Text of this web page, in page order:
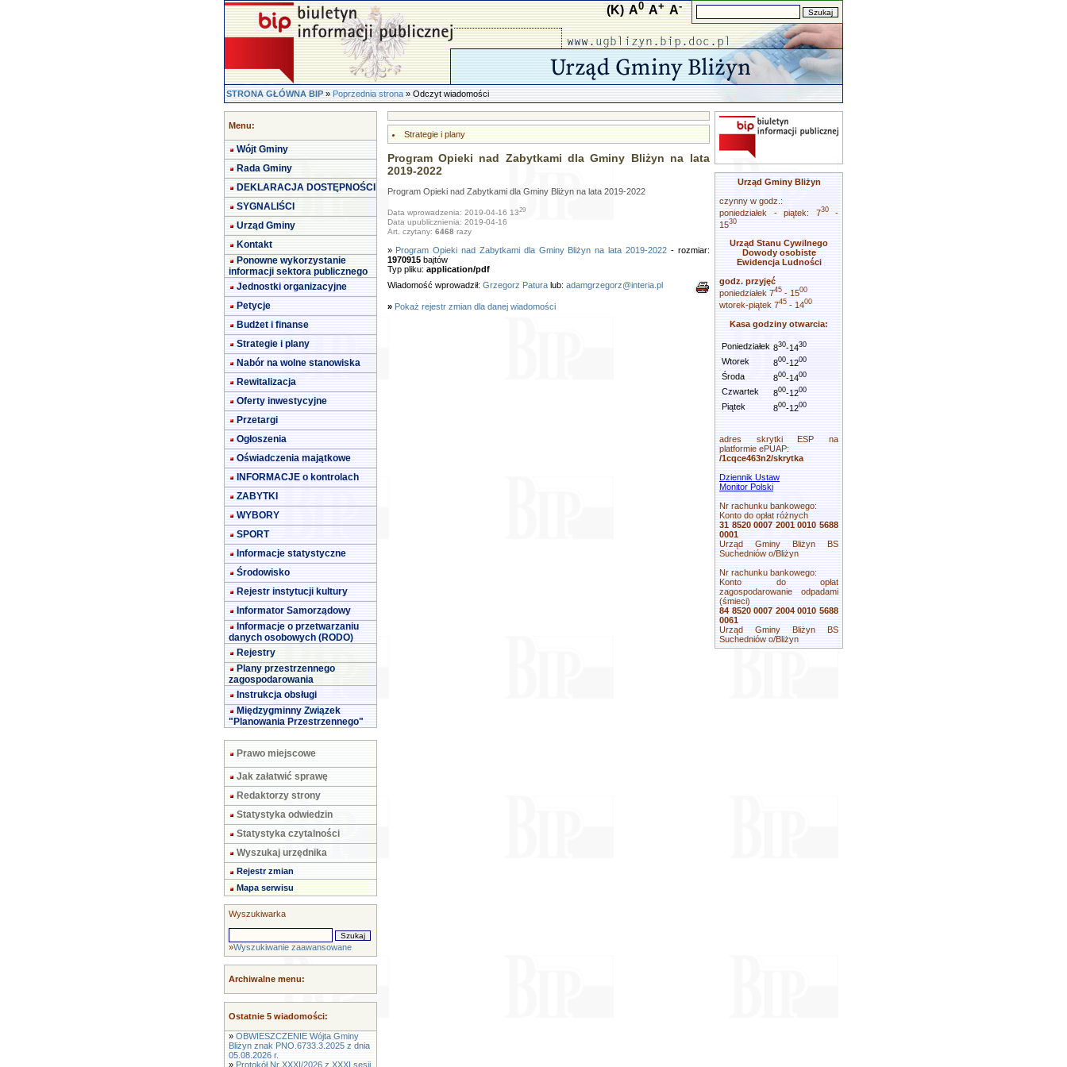
(K) A0 A+ A-
STRONA GŁÓWNA BIP»Poprzednia strona» Odczyt wiadomości
Menu:
Wójt Gminy
Rada Gminy
DEKLARACJA DOSTĘPNOŚCI
SYGNALIŚCI
Urząd Gminy
Kontakt
Ponowne wykorzystanie
informacji sektora publicznego
Jednostki organizacyjne
Petycje
Budżet i finanse
Strategie i plany
Nabór na wolne stanowiska
Rewitalizacja
Oferty inwestycyjne
Przetargi
Ogłoszenia
Oświadczenia majątkowe
INFORMACJE o kontrolach
ZABYTKI
WYBORY
SPORT
Informacje statystyczne
Środowisko
Rejestr instytucji kultury
Informator Samorządowy
Informacje o przetwarzaniu
danych osobowych (RODO)
Rejestry
Plany przestrzennego
zagospodarowania
Instrukcja obsługi
Międzygminny Związek
"Planowania Przestrzennego"
Prawo miejscowe
Jak załatwić sprawę
Redaktorzy strony
Statystyka odwiedzin
Statystyka czytalności
Wyszukaj urzędnika
Rejestr zmian
Mapa serwisu
Wyszukiwarka
»Wyszukiwanie zaawansowane
Archiwalne menu:
Ostatnie 5 wiadomości:
» OBWIESZCZENIE Wójta Gminy
Bliżyn znak PNO.6733.3.2025 z dnia
05.08.2026 r.
» Protokół Nr XXXI/2026 z XXXI sesji
Strategie i plany
Program Opieki nad Zabytkami dla Gminy Bliżyn na lata
2019-2022
Program Opieki nad Zabytkami dla Gminy Bliżyn na lata 2019-2022
Data wprowadzenia: 2019-04-16 1329
Data upublicznienia: 2019-04-16
Art. czytany: 6468 razy
» Program Opieki nad Zabytkami dla Gminy Bliżyn na lata 2019-2022- rozmiar:
1970915bajtów
Typ pliku: application/pdf
Wiadomość wprowadził: Grzegorz Paturalub: adamgrzegorz@interia.pl
» Pokaż rejestr zmian dla danej wiadomości
Urząd Gminy Bliżyn
czynny w godz.:
poniedziałek - piątek: 730-
1530
Urząd Stanu Cywilnego
Dowody osobiste
Ewidencja Ludności
godz. przyjęć
poniedziałek 745 - 1500
wtorek-piątek 745 - 1400
Kasa godziny otwarcia:
Poniedziałek 830-1430
Wtorek 800-1200
Środa 800-1400
Czwartek 800-1200
Piątek 800-1200
adres skrytki ESP na
platformie ePUAP:
/1cqce463n2/skrytka
Dziennik Ustaw
Monitor Polski
Nr rachunku bankowego:
Konto do opłat różnych
31 8520 0007 2001 0010 5688
0001
Urząd Gminy Bliżyn BS
Suchedniów o/Bliżyn
Nr rachunku bankowego:
Konto do opłat
zagospodarowanie odpadami
(śmieci)
84 8520 0007 2004 0010 5688
0061
Urząd Gminy Bliżyn BS
Suchedniów o/Bliżyn